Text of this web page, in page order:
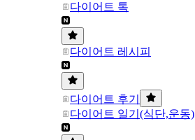
다이어트 톡
다이어트 레시피
다이어트 후기
다이어트 일기(식단,운동)